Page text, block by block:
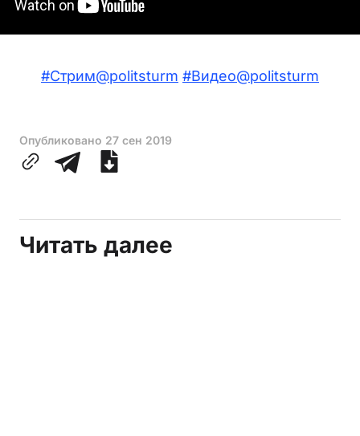
#Стрим@politsturm #Видео@politsturm
Опубликовано 27 сен 2019
Читать далее